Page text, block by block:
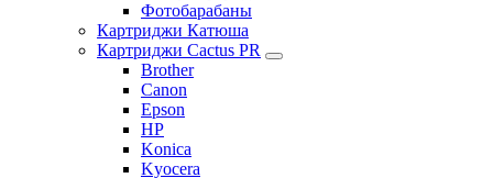
Фотобарабаны
Картриджи Катюша
Картриджи Cactus PR
Brother
Canon
Epson
HP
Konica
Kyocera